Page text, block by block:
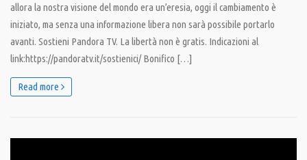
allora la nostra visione del mondo era un’eresia, oggi il cambiamento è
iniziato, ma senza una informazione libera non sarà possibile portarlo
avanti. Sostieni Pandora TV. La libertà non è gratis. Indicazioni al
link:https://pandoratv.it/sostienici/ Bonifico […]
Read more